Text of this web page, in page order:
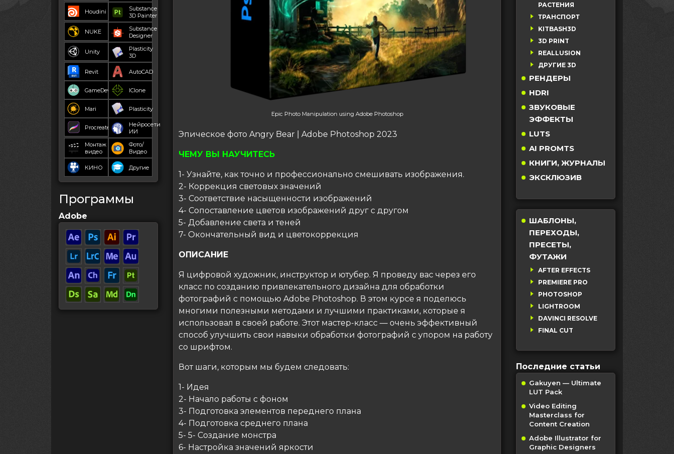
Houdini
Substance
3D Painter
NUKE
Substance
Designer
Unity
Plasticity
3D
Revit AutoCAD
GameDev IClone
Mari Plasticity
Procreate
Нейросети
ИИ
Монтаж
видео
Фото/
Видео
КИНО Другие
Программы
Adobe
Epic Photo Manipulation using Adobe Photoshop
Эпическое фото Angry Bear | Adobe Photoshop 2023
ЧЕМУ ВЫ НАУЧИТЕСЬ
1- Узнайте, как точно и профессионально смешивать изображения.
2- Коррекция световых значений
3- Соответствие насыщенности изображений
4- Сопоставление цветов изображений друг с другом
5- Добавление света и теней
7- Окончательный вид и цветокоррекция
ОПИСАНИЕ
Я цифровой художник, инструктор и ютубер. Я проведу вас через его
класс по созданию привлекательного дизайна для обработки
фотографий с помощью Adobe Photoshop. В этом курсе я поделюсь
многими полезными методами и лучшими практиками, которые я
использовал в своей работе. Этот мастер-класс — очень эффективный
способ улучшить свои навыки обработки фотографий с упором на работу
со шрифтом.
Вот шаги, которым мы будем следовать:
1- Идея
2- Начало работы с фоном
3- Подготовка элементов переднего плана
4- Подготовка среднего плана
5- 5- Создание монстра
6- Настройка значений яркости
РАСТЕНИЯ
ТРАНСПОРТ
KITBASH3D
3D PRINT
REALLUSION
ДРУГИЕ 3D
РЕНДЕРЫ
HDRI
ЗВУКОВЫЕ
ЭФФЕКТЫ
LUTS
AI PROMTS
КНИГИ, ЖУРНАЛЫ
ЭКСКЛЮЗИВ
ШАБЛОНЫ,
ПЕРЕХОДЫ,
ПРЕСЕТЫ,
ФУТАЖИ
AFTER EFFECTS
PREMIERE PRO
PHOTOSHOP
LIGHTROOM
DAVINCI RESOLVE
FINAL CUT
Последние статьи
Gakuyen — Ultimate
LUT Pack
Video Editing
Masterclass for
Content Creation
Adobe Illustrator for
Graphic Designers